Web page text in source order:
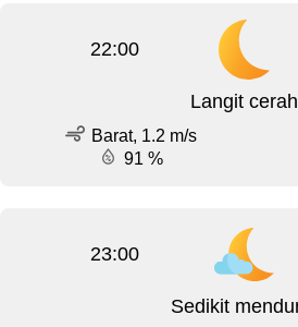
22:00
Langit cerah
Barat, 1.2 m/s
91 %
23:00
Sedikit